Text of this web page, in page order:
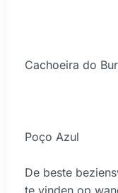
Cachoeira do
Poço Azul
De beste